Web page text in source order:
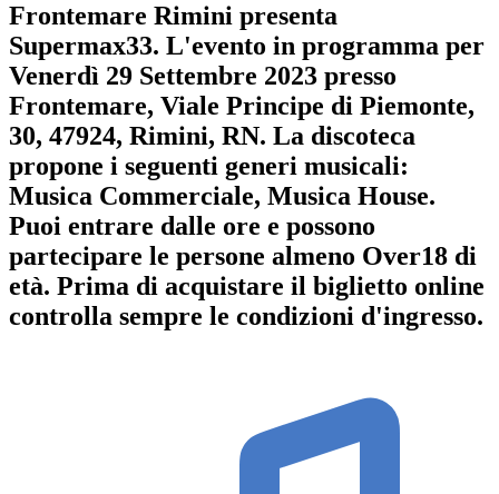
Frontemare Rimini presenta
Supermax33. L'evento in programma per
Venerdì 29 Settembre 2023 presso
Frontemare, Viale Principe di Piemonte,
30, 47924, Rimini, RN. La discoteca
propone i seguenti generi musicali:
Musica Commerciale, Musica House.
Puoi entrare dalle ore e possono
partecipare le persone almeno Over18 di
età. Prima di acquistare il biglietto online
controlla sempre le condizioni d'ingresso.